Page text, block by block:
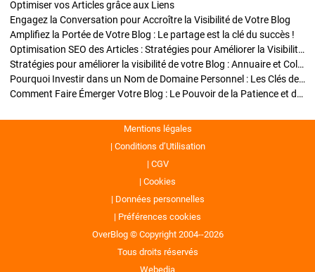
Optimiser vos Articles grâce aux Liens
Engagez la Conversation pour Accroître la Visibilité de Votre Blog
Amplifiez la Portée de Votre Blog : Le partage est la clé du succès !
Optimisation SEO des Articles : Stratégies pour Améliorer la Visibilité de Votre Blog
Stratégies pour améliorer la visibilité de votre Blog : Annuaire et Collaborations
Pourquoi Investir dans un Nom de Domaine Personnel : Les Clés de la Réussite de Votre Blog
Comment Faire Émerger Votre Blog : Le Pouvoir de la Patience et de la Persévérance
Mentions légales
Conditions d’Utilisation
CGV
Cookies
Données personnelles
Préférences cookies
OverBlog © Copyright 2004--2026
Tous droits réservés
Webedia